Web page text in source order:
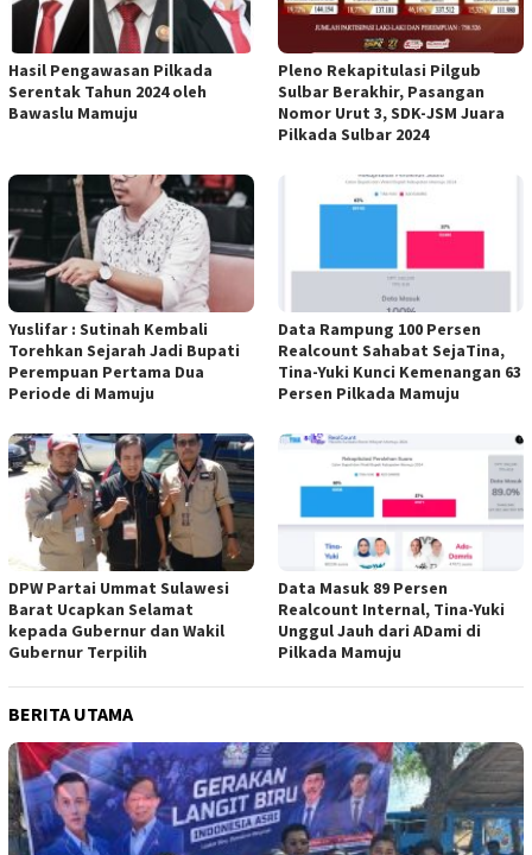
Hasil Pengawasan Pilkada
Serentak Tahun 2024 oleh
Bawaslu Mamuju
Pleno Rekapitulasi Pilgub
Sulbar Berakhir, Pasangan
Nomor Urut 3, SDK-JSM Juara
Pilkada Sulbar 2024
Yuslifar : Sutinah Kembali
Torehkan Sejarah Jadi Bupati
Perempuan Pertama Dua
Periode di Mamuju
Data Rampung 100 Persen
Realcount Sahabat SejaTina,
Tina-Yuki Kunci Kemenangan 63
Persen Pilkada Mamuju
DPW Partai Ummat Sulawesi
Barat Ucapkan Selamat
kepada Gubernur dan Wakil
Gubernur Terpilih
Data Masuk 89 Persen
Realcount Internal, Tina-Yuki
Unggul Jauh dari ADami di
Pilkada Mamuju
BERITA UTAMA